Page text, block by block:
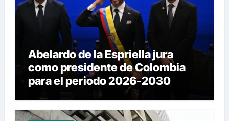
Abelardo de la Espriella jura
como presidente de Colombia
para el periodo 2026-2030